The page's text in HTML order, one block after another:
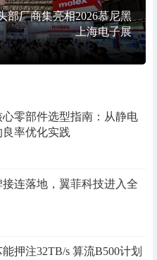
部厂商集亮相2026慕尼黑
上海电子展
零部件选型指南：从静电
率优化实践
连落地，翼菲科技进入全
押注32TB/s 算流B500计划